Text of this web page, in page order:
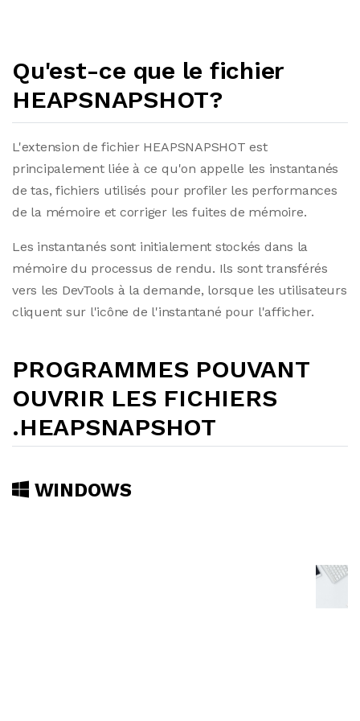
Qu'est-ce que le fichier
HEAPSNAPSHOT?
L'extension de fichier HEAPSNAPSHOT est
principalement liée à ce qu'on appelle les instantanés
de tas, fichiers utilisés pour profiler les performances
de la mémoire et corriger les fuites de mémoire.
Les instantanés sont initialement stockés dans la
mémoire du processus de rendu. Ils sont transférés
vers les DevTools à la demande, lorsque les utilisateurs
cliquent sur l'icône de l'instantané pour l'afficher.
PROGRAMMES POUVANT
OUVRIR LES FICHIERS
.HEAPSNAPSHOT
WINDOWS